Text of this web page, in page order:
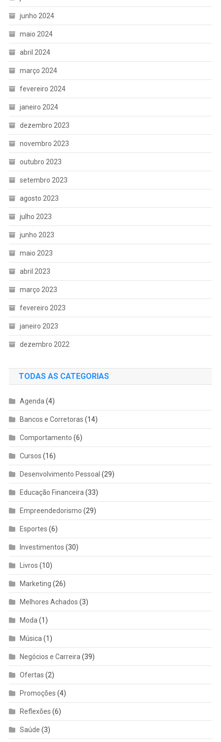
junho 2024
maio 2024
abril 2024
março 2024
fevereiro 2024
janeiro 2024
dezembro 2023
novembro 2023
outubro 2023
setembro 2023
agosto 2023
julho 2023
junho 2023
maio 2023
abril 2023
março 2023
fevereiro 2023
janeiro 2023
dezembro 2022
TODAS AS CATEGORIAS
Agenda (4)
Bancos e Corretoras (14)
Comportamento (6)
Cursos (16)
Desenvolvimento Pessoal (29)
Educação Financeira (33)
Empreendedorismo (29)
Esportes (6)
Investimentos (30)
Livros (10)
Marketing (26)
Melhores Achados (3)
Moda (1)
Música (1)
Negócios e Carreira (39)
Ofertas (2)
Promoções (4)
Reflexões (6)
Saúde (3)